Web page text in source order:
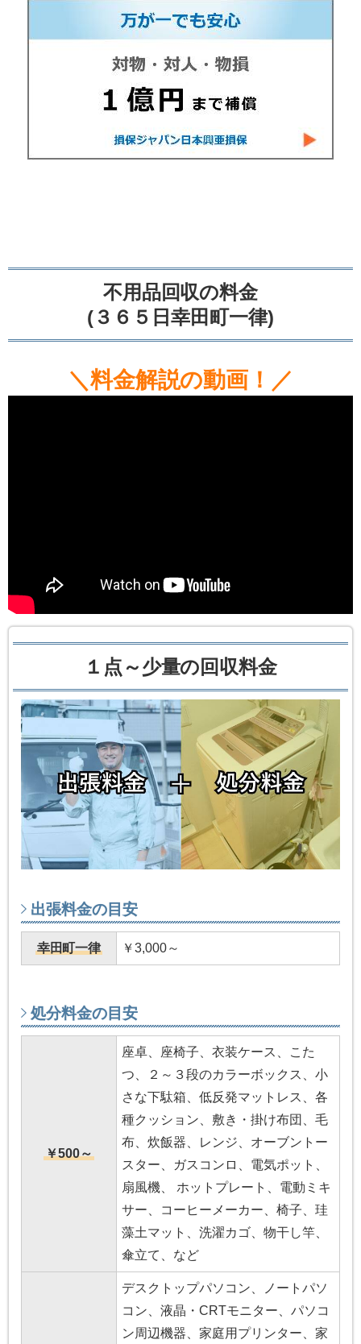
不用品回収の料金
(３６５日幸田町一律)
＼料金解説の動画！／
１点～少量の回収料金
出張料金の目安
幸田町一律 ￥3,000～
処分料金の目安
￥500～
座卓、座椅子、衣装ケース、こた
つ、２～３段のカラーボックス、小
さな下駄箱、低反発マットレス、各
種クッション、敷き・掛け布団、毛
布、炊飯器、レンジ、オーブントー
スター、ガスコンロ、電気ポット、
扇風機、 ホットプレート、電動ミキ
サー、コーヒーメーカー、椅子、珪
藻土マット、洗濯カゴ、物干し竿、
傘立て、など
デスクトップパソコン、ノートパソ
コン、液晶・CRTモニター、パソコ
ン周辺機器、家庭用プリンター、家